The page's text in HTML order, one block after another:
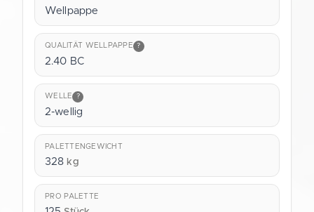
Wellpappe
QUALITÄT WELLPAPPE ?
2.40 BC
WELLE ?
2-wellig
PALETTENGEWICHT
328 kg
PRO PALETTE